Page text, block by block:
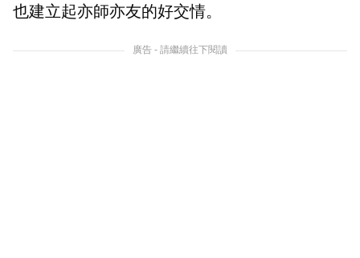
也建立起亦師亦友的好交情。
廣告 - 請繼續往下閱讀